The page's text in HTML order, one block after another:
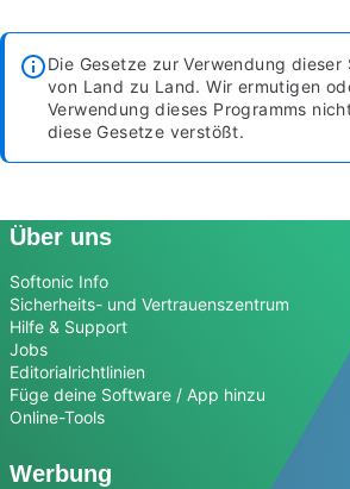
Die Gesetze zur Verwendung dieser
von Land zu Land. Wir ermutigen
Verwendung dieses Programms
diese Gesetze verstößt.
Über uns
Softonic Info
Sicherheits- und Vertrauenszentrum
Hilfe & Support
Jobs
Editorialrichtlinien
Füge deine Software / App hinzu
Online-Tools
Werbung